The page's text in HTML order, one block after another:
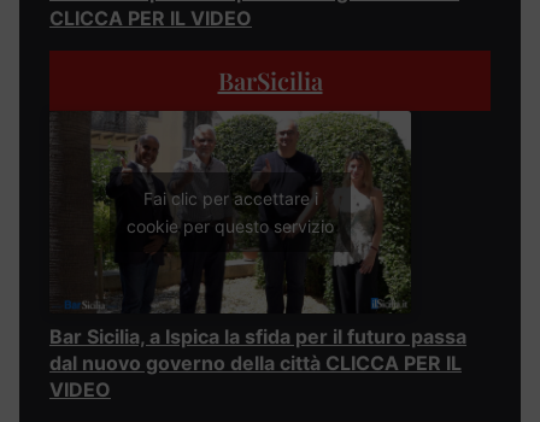
CLICCA PER IL VIDEO
BarSicilia
Fai clic per accettare i
cookie per questo servizio
Bar Sicilia, a Ispica la sfida per il futuro passa
dal nuovo governo della città CLICCA PER IL
VIDEO